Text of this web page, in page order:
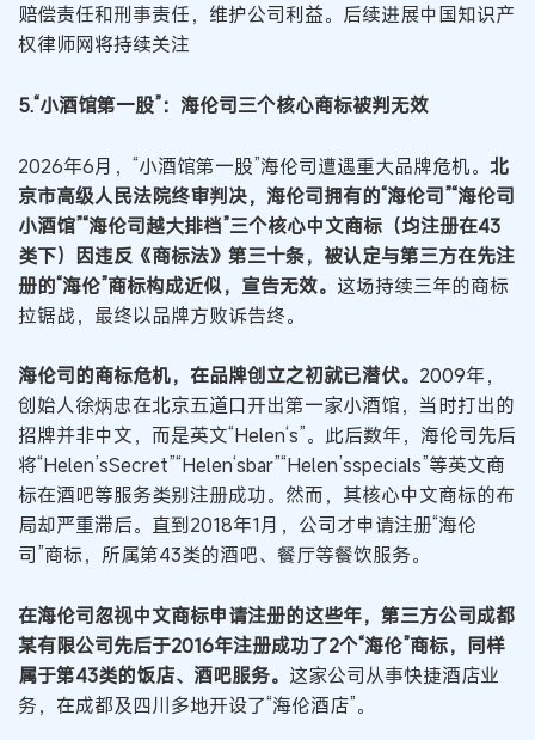
赔偿责任和刑事责任，维护公司利益。后续进展中国知识产
权律师网将持续关注
5.“小酒馆第一股”：海伦司三个核心商标被判无效
2026年6月，“小酒馆第一股”海伦司遭遇重大品牌危机。 北
京市高级人民法院终审判决，海伦司拥有的“海伦司”“海伦司
小酒馆”“海伦司越大排档”三个核心中文商标（均注册在43
类下）因违反《商标法》第三十条，被认定与第三方在先注
册的“海伦”商标构成近似，宣告无效。 这场持续三年的商标
拉锯战，最终以品牌方败诉告终。
海伦司的商标危机，在品牌创立之初就已潜伏。 2009年，
创始人徐炳忠在北京五道口开出第一家小酒馆，当时打出的
招牌并非中文，而是英文“Helen‘s”。此后数年，海伦司先后
将“Helen’sSecret”“Helen‘sbar”“Helen’sspecials”等英文商
标在酒吧等服务类别注册成功。然而，其核心中文商标的布
局却严重滞后。直到2018年1月，公司才申请注册“海伦
司”商标，所属第43类的酒吧、餐厅等餐饮服务。
在海伦司忽视中文商标申请注册的这些年，第三方公司成都
某有限公司先后于2016年注册成功了2个“海伦”商标，同样
属于第43类的饭店、酒吧服务。 这家公司从事快捷酒店业
务，在成都及四川多地开设了“海伦酒店”。